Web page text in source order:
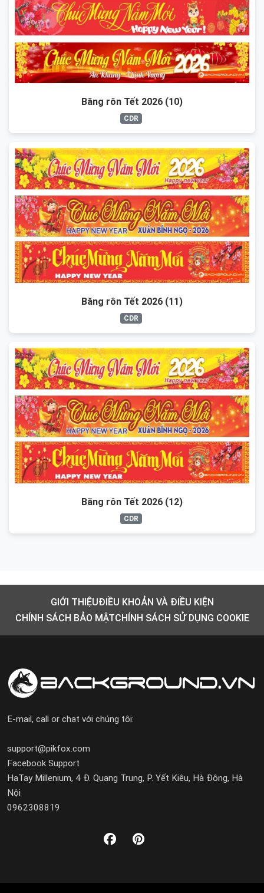
Băng rôn Tết 2026 (10)
CDR
Băng rôn Tết 2026 (11)
CDR
Băng rôn Tết 2026 (12)
CDR
GIỚI THIỆUĐIỀU KHOẢN VÀ ĐIỀU KIỆN
CHÍNH SÁCH BẢO MẬTCHÍNH SÁCH SỬ DỤNG COOKIE
E-mail, call or chat với chúng tôi:
support@pikfox.com
Facebook Support
HaTay Millenium, 4 Đ. Quang Trung, P. Yết Kiêu, Hà Đông, Hà
Nội
0962308819